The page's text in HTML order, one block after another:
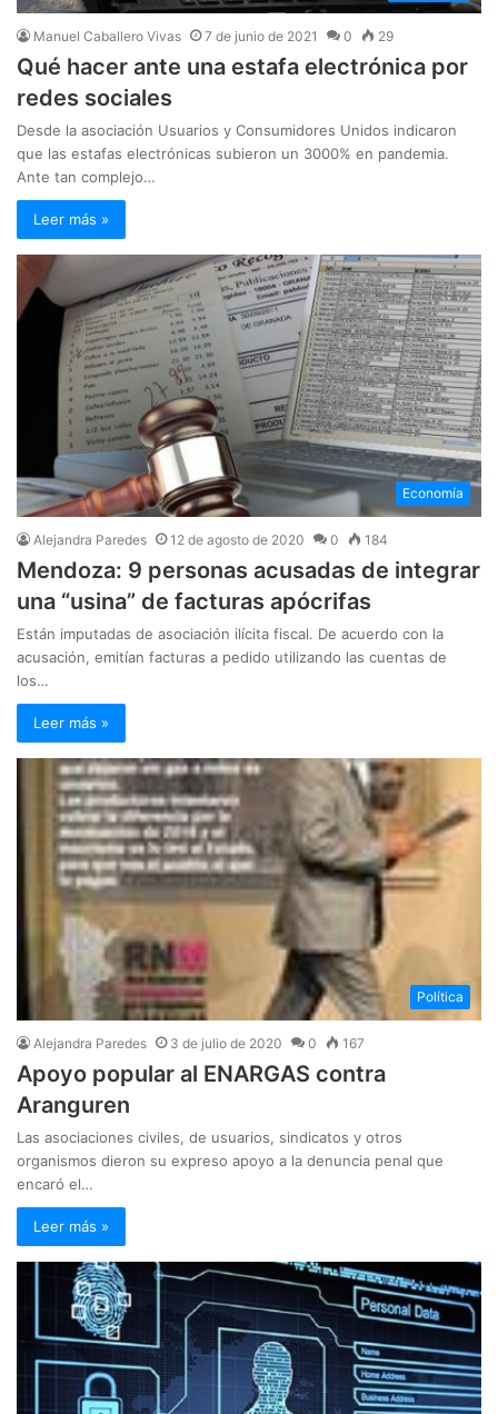
Manuel Caballero Vivas 7 de junio de 2021 0 29
Qué hacer ante una estafa electrónica por
redes sociales
Desde la asociación Usuarios y Consumidores Unidos indicaron
que las estafas electrónicas subieron un 3000% en pandemia.
Ante tan complejo…
Leer más »
Economía
Alejandra Paredes 12 de agosto de 2020 0 184
Mendoza: 9 personas acusadas de integrar
una “usina” de facturas apócrifas
Están imputadas de asociación ilícita fiscal. De acuerdo con la
acusación, emitían facturas a pedido utilizando las cuentas de
los…
Leer más »
Política
Alejandra Paredes 3 de julio de 2020 0 167
Apoyo popular al ENARGAS contra
Aranguren
Las asociaciones civiles, de usuarios, sindicatos y otros
organismos dieron su expreso apoyo a la denuncia penal que
encaró el…
Leer más »